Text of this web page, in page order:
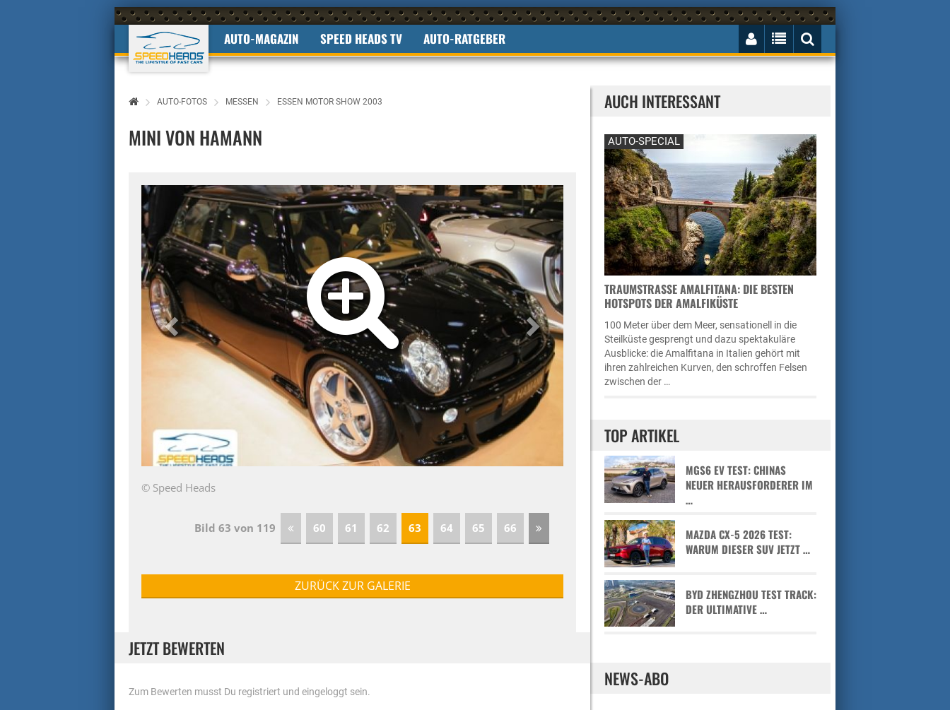
AUTO-MAGAZIN SPEED HEADS TV AUTO-RATGEBER
AUTO-FOTOS MESSEN ESSEN MOTOR SHOW 2003
MINI VON HAMANN
© Speed Heads
Bild 63 von 119 60 61 62 63 64 65 66
ZURÜCK ZUR GALERIE
JETZT BEWERTEN
Zum Bewerten musst Du registriert und eingeloggt sein.
AUCH INTERESSANT
AUTO-SPECIAL
TRAUMSTRASSE AMALFITANA: DIE BESTEN H
OTSPOTS DER AMALFIKÜSTE
100 Meter über dem Meer, sensationell in die
Steilküste gesprengt und dazu spektakuläre
Ausblicke: die Amalfitana in Italien gehört mit
ihren zahlreichen Kurven, den schroffen Felsen
zwischen der …
TOP ARTIKEL
MGS6 EV TEST: CHINAS
NEUER HERAUSFORDERER IM
…
MAZDA CX-5 2026 TEST:
WARUM DIESER SUV JETZT …
BYD ZHENGZHOU TEST TRACK:
DER ULTIMATIVE …
NEWS-ABO